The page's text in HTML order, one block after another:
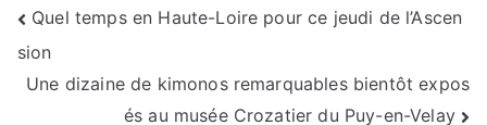
Navigation
de
l’article
Quel temps en Haute-Loire pour ce jeudi de l’Ascen
sion
Une dizaine de kimonos remarquables bientôt expos
és au musée Crozatier du Puy-en-Velay